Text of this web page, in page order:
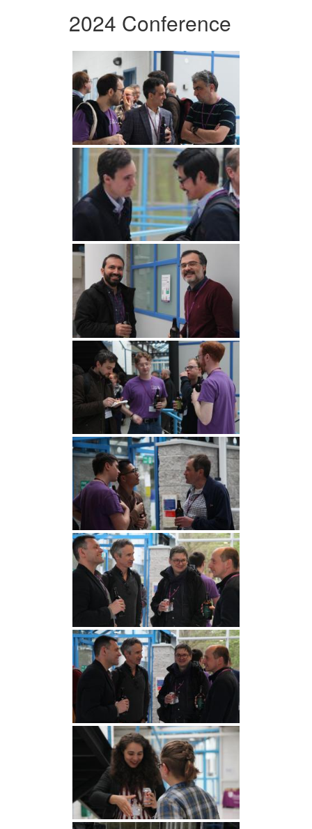
2024 Conference